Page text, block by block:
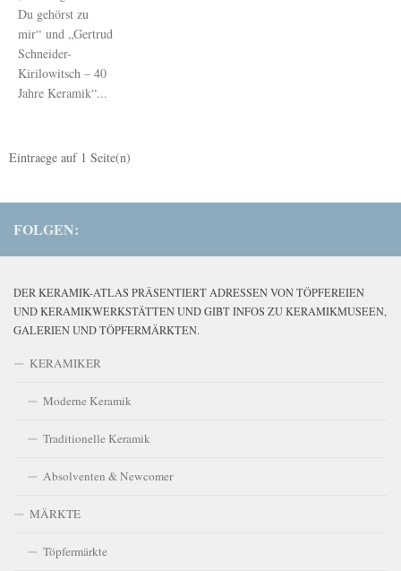
Du gehörst zu
mir“ und „Gertrud
Schneider-
Kirilowitsch – 40
Jahre Keramik“...
Eintraege auf 1 Seite(n)
FOLGEN:
DER KERAMIK-ATLAS PRÄSENTIERT ADRESSEN VON TÖPFEREIEN
UND KERAMIKWERKSTÄTTEN UND GIBT INFOS ZU KERAMIKMUSEEN,
GALERIEN UND TÖPFERMÄRKTEN.
KERAMIKER
Moderne Keramik
Traditionelle Keramik
Absolventen & Newcomer
MÄRKTE
Töpfermärkte